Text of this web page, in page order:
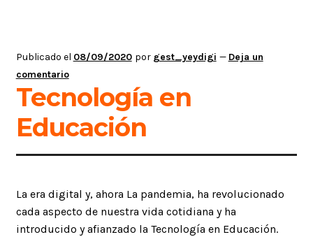
Publicado el 08/09/2020 por gest_yeydigi — Deja un
comentario
Tecnología en
Educación
La era digital y, ahora La pandemia, ha revolucionado
cada aspecto de nuestra vida cotidiana y ha
introducido y afianzado la Tecnología en Educación.